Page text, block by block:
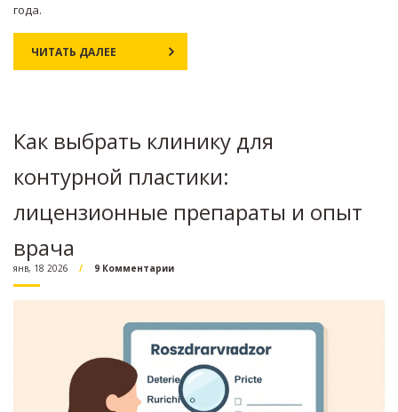
года.
ЧИТАТЬ ДАЛЕЕ
Как выбрать клинику для
контурной пластики:
лицензионные препараты и опыт
врача
янв, 18 2026 9 Комментарии